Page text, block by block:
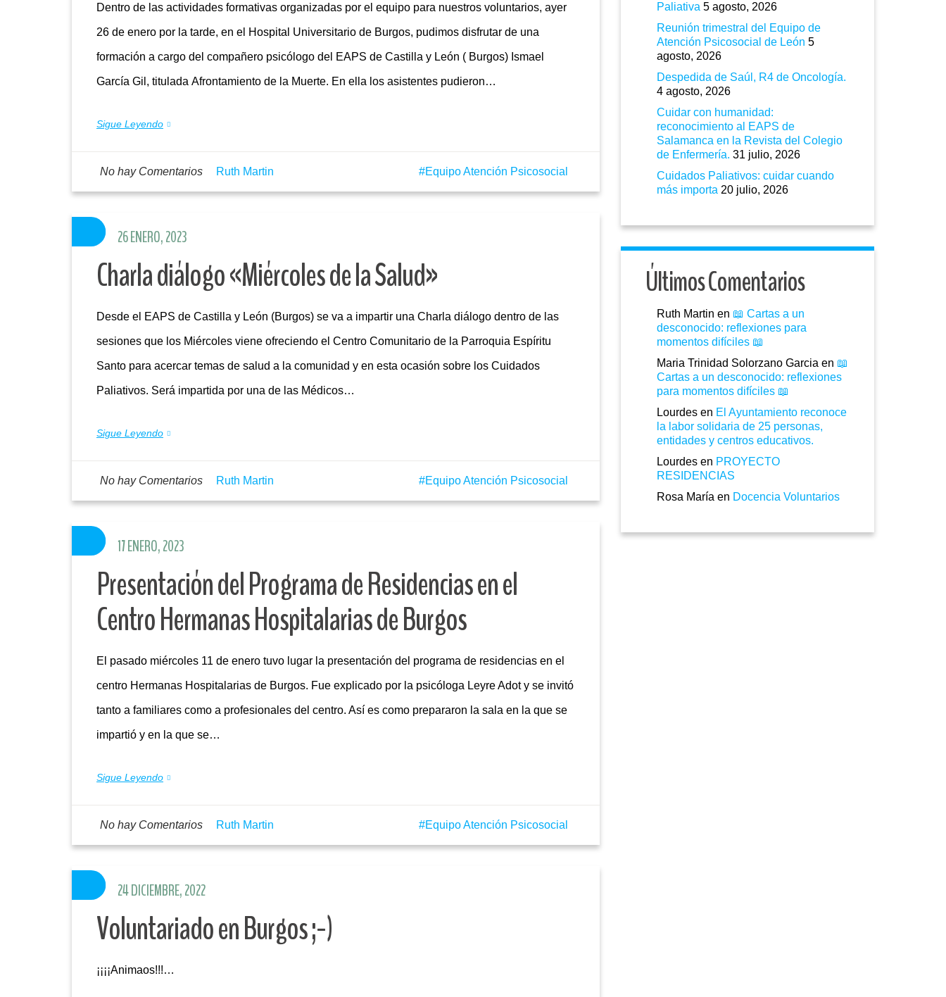
Dentro de las actividades formativas organizadas por el equipo para nuestros voluntarios, ayer
26 de enero por la tarde, en el Hospital Universitario de Burgos, pudimos disfrutar de una
formación a cargo del compañero psicólogo del EAPS de Castilla y León ( Burgos) Ismael
García Gil, titulada Afrontamiento de la Muerte. En ella los asistentes pudieron…
Sigue Leyendo
Equipo Atención Psicosocial
No hay Comentarios Ruth Martin
Charla diálogo «Miércoles de la Salud»
Desde el EAPS de Castilla y León (Burgos) se va a impartir una Charla diálogo dentro de las
sesiones que los Miércoles viene ofreciendo el Centro Comunitario de la Parroquia Espíritu
Santo para acercar temas de salud a la comunidad y en esta ocasión sobre los Cuidados
Paliativos. Será impartida por una de las Médicos…
Sigue Leyendo
26 ENERO, 2023
Equipo Atención Psicosocial
No hay Comentarios Ruth Martin
Presentación del Programa de Residencias en el
Centro Hermanas Hospitalarias de Burgos
El pasado miércoles 11 de enero tuvo lugar la presentación del programa de residencias en el
centro Hermanas Hospitalarias de Burgos. Fue explicado por la psicóloga Leyre Adot y se invitó
tanto a familiares como a profesionales del centro. Así es como prepararon la sala en la que se
impartió y en la que se…
Sigue Leyendo
17 ENERO, 2023
Equipo Atención Psicosocial
No hay Comentarios Ruth Martin
Voluntariado en Burgos ;-)
¡¡¡¡Animaos!!!…
24 DICIEMBRE, 2022
Paliativa 5 agosto, 2026
Reunión trimestral del Equipo de
Atención Psicosocial de León 5
agosto, 2026
Despedida de Saúl, R4 de Oncología.
4 agosto, 2026
Cuidar con humanidad:
reconocimiento al EAPS de
Salamanca en la Revista del Colegio
de Enfermería. 31 julio, 2026
Cuidados Paliativos: cuidar cuando
más importa 20 julio, 2026
Últimos Comentarios
Ruth Martin en 📖 Cartas a un
desconocido: reflexiones para
momentos difíciles 📖
Maria Trinidad Solorzano Garcia en 📖
Cartas a un desconocido: reflexiones
para momentos difíciles 📖
Lourdes en El Ayuntamiento reconoce
la labor solidaria de 25 personas,
entidades y centros educativos.
Lourdes en PROYECTO
RESIDENCIAS
Rosa María en Docencia Voluntarios